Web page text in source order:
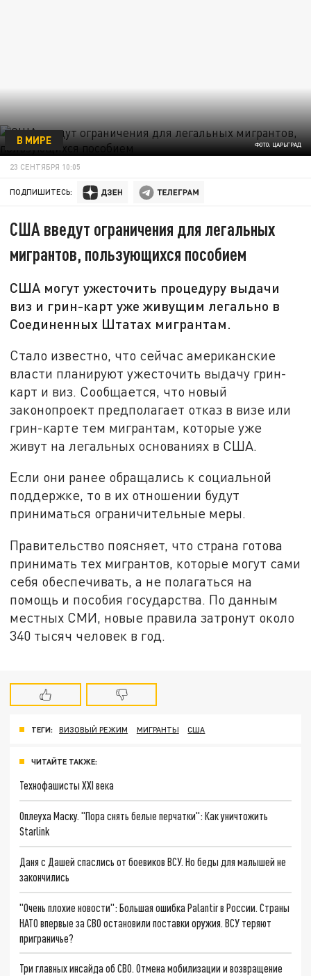
ФОТО: ЦАРЬГРАД
В МИРЕ
23 СЕНТЯБРЯ 10:05
ПОДПИШИТЕСЬ:
США введут ограничения для легальных
мигрантов, пользующихся пособием
США могут ужесточить процедуру выдачи
виз и грин-карт уже живущим легально в
Соединенных Штатах мигрантам.
Стало известно, что сейчас американские
власти планируют ужесточить выдачу грин-
карт и виз. Сообщается, что новый
законопроект предполагает отказ в визе или
грин-карте тем мигрантам, которые уже
живут на легальных основаниях в США.
Если они ранее обращались к социальной
поддержке, то в их отношении будут
приниматься ограничительные меры.
Правительство поясняет, что страна готова
принимать тех мигрантов, которые могут сами
себя обеспечивать, а не полагаться на
помощь и пособия государства. По данным
местных СМИ, новые правила затронут около
340 тысяч человек в год.
ТЕГИ: ВИЗОВЫЙ РЕЖИМ МИГРАНТЫ США
ЧИТАЙТЕ ТАКЖЕ:
Технофашисты XXI века
Оплеуха Маску. "Пора снять белые перчатки": Как уничтожить
Starlink
Даня с Дашей спаслись от боевиков ВСУ. Но беды для малышей не
закончились
"Очень плохие новости": Большая ошибка Palantir в России. Страны
НАТО впервые за СВО остановили поставки оружия. ВСУ теряют
приграничье?
Три главных инсайда об СВО. Отмена мобилизации и возвращение